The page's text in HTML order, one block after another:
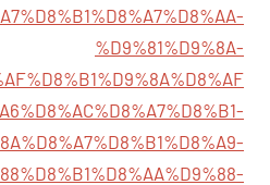
%D9%81%D9%8A-